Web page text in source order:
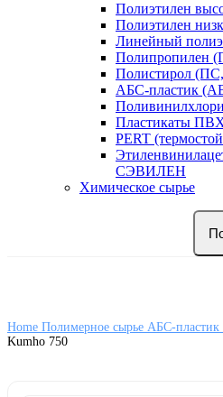
Полиэтилен
Полиэтилен
Линейный
Полипропилен
Полистирол
АБС-пластик
Пластикаты
PERT
СЭВИЛЕН
Химическое сырье
Home Полимерное сырье АБС-пластик
Kumho 750